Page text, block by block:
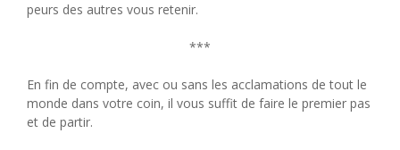
peurs des autres vous retenir.
***
En fin de compte, avec ou sans les acclamations de tout le
monde dans votre coin, il vous suffit de faire le premier pas
et de partir.